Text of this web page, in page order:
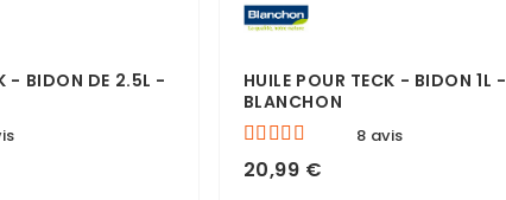
- BIDON DE 2.5L -
HUILE POUR TECK - BIDON 1L -
BLANCHON
8 avis
20,99 €